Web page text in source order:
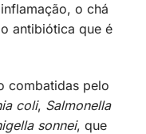
o chá
antibiótica que é
combatidas pelo
coli, Salmonella
sonnei, que